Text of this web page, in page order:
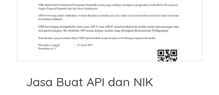
Jasa Buat API dan NIK